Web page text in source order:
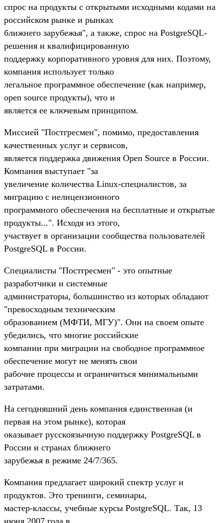
спрос на продукты с открытыми исходными кодами на
российском рынке и рынках
ближнего зарубежья", а также, спрос на PostgreSQL-
решения и квалифицированную
поддержку корпоративного уровня для них. Поэтому,
компания использует только
легальное программное обеспечение (как например,
open source продукты), что и
является ее ключевым принципом.
Миссией "Постгресмен", помимо, предоставления
качественных услуг и сервисов,
является поддержка движения Open Source в России.
Компания выступает "за
увеличение количества Linux-специалистов, за
миграцию с нелицензионного
программного обеспечения на бесплатные и открытые
продукты...". Исходя из этого,
участвует в организации сообщества пользователей
PostgreSQL в России.
Специалисты "Постгресмен" - это опытные
разработчики и системные
администраторы, большинство из которых обладают
"превосходным техническим
образованием (МФТИ, МГУ)". Они на своем опыте
убедились, что многие российские
компании при миграции на свободное программное
обеспечение могут не менять свои
рабочие процессы и ограничиться минимальными
затратами.
На сегодняшний день компания единственная (и
первая на этом рынке), которая
оказывает русскоязычную поддержку PostgreSQL в
России и странах ближнего
зарубежья в режиме 24/7/365.
Компания предлагает широкий спектр услуг и
продуктов. Это тренинги, семинары,
мастер-классы, учебные курсы PostgreSQL. Так, 13
июня 2007 года в